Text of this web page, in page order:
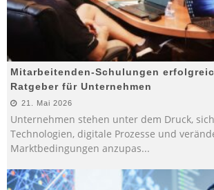
Mitarbeitenden-Schulungen
Ratgeber für Unternehmen
21. Mai 2026
Unternehmen stehen unter dem Druck,
Technologien, digitale Prozesse und
Marktbedingungen anzupas...